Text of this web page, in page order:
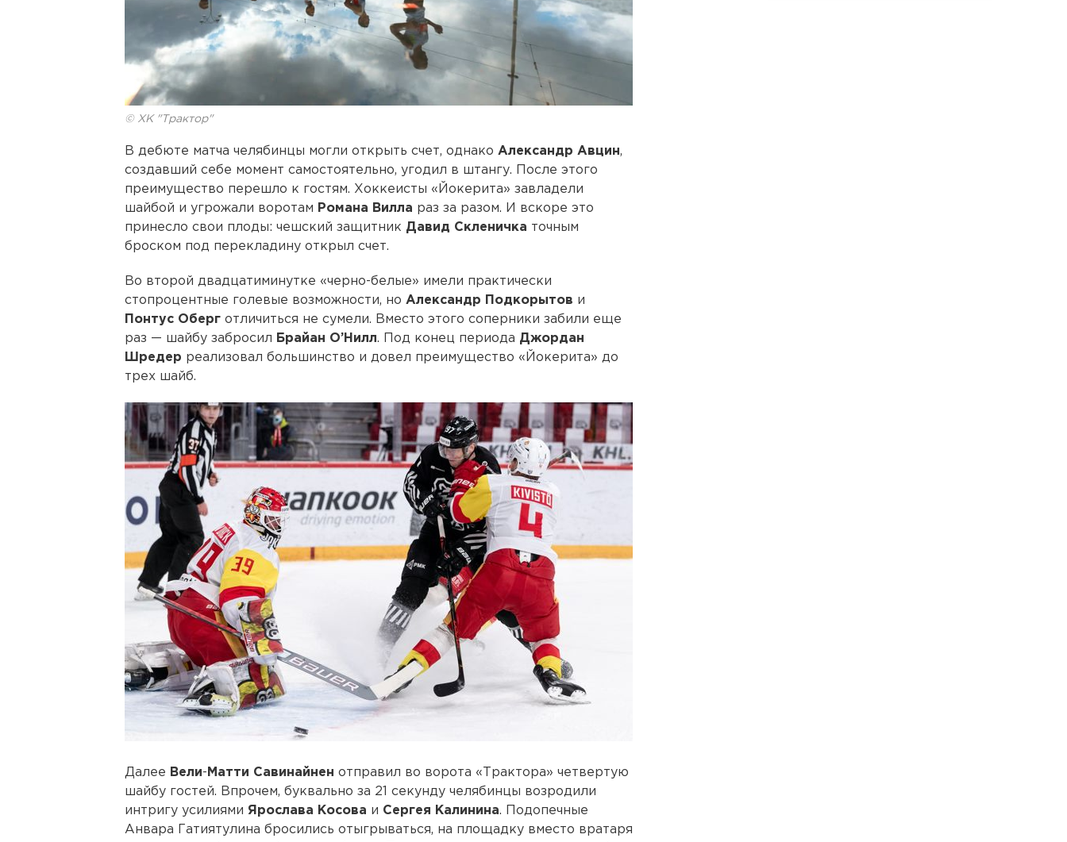
© ХК "Трактор"
В дебюте матча челябинцы могли открыть счет, однако Александр Авцин,
создавший себе момент самостоятельно, угодил в штангу. После этого
преимущество перешло к гостям. Хоккеисты «Йокерита» завладели
шайбой и угрожали воротам Романа Вилла раз за разом. И вскоре это
принесло свои плоды: чешский защитник Давид Скленичка точным
броском под перекладину открыл счет.
Во второй двадцатиминутке «черно-белые» имели практически
стопроцентные голевые возможности, но Александр Подкорытов и
Понтус Оберг отличиться не сумели. Вместо этого соперники забили еще
раз — шайбу забросил Брайан О’Нилл. Под конец периода Джордан
Шредер реализовал большинство и довел преимущество «Йокерита» до
трех шайб.
Далее Вели- Матти Савинайнен отправил во ворота «Трактора» четвертую
шайбу гостей. Впрочем, буквально за 21 секунду челябинцы возродили
интригу усилиями Ярослава Косова и Сергея Калинина. Подопечные
Анвара Гатиятулина бросились отыгрываться, на площадку вместо вратаря